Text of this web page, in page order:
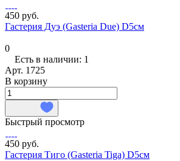
450 руб.
Гастерия Дуэ (Gasteria Due) D5см
0
Есть в наличии: 1
Арт. 1725
В корзину
Быстрый просмотр
450 руб.
Гастерия Тиго (Gasteria Tiga) D5см